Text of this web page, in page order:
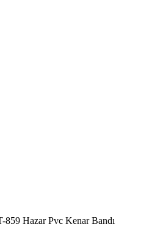
859 Hazar Pvc Kenar Bandı